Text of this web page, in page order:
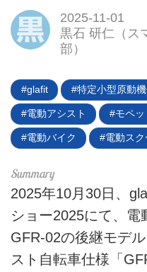
HOME
EV
2025-11-01
黒石 研仁（ス
部）
glafit 特定小型原動
電動アシスト モペッ
電動バイク 電動スク
2025年10月30日、
ショー2025にて、電
GFR-02の後継モデ
スト自転車仕様「